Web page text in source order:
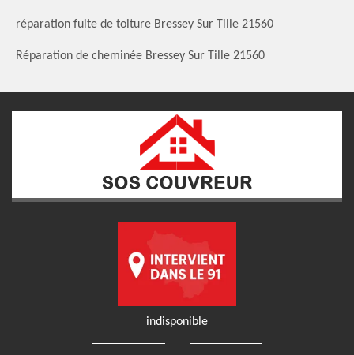
réparation fuite de toiture Bressey Sur Tille 21560
Réparation de cheminée Bressey Sur Tille 21560
indisponible